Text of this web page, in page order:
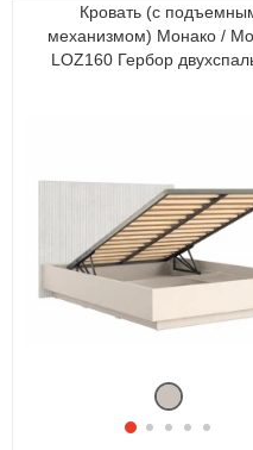
Кровать (с
механизмом) Монако /
LOZ160 Гербор